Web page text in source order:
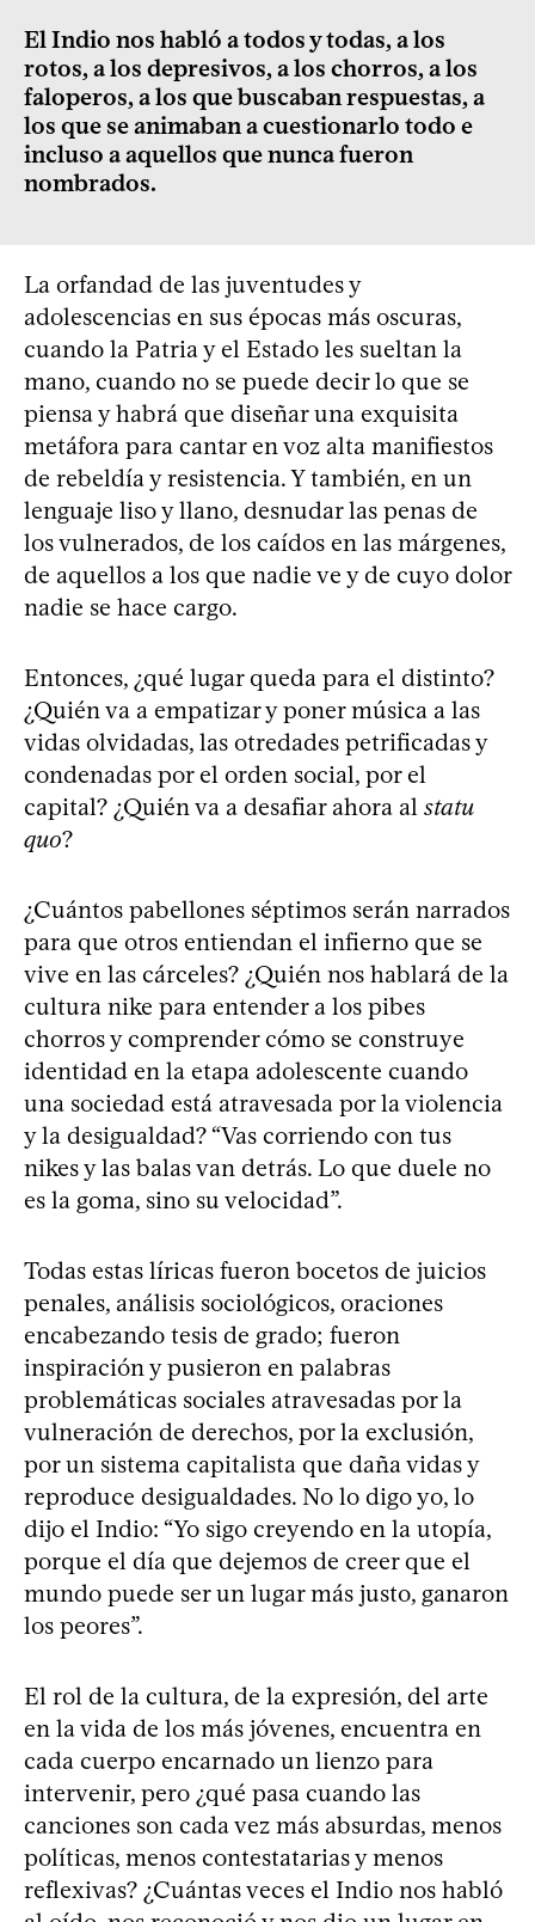
El Indio nos habló a todos y todas, a los
rotos, a los depresivos, a los chorros, a los
faloperos, a los que buscaban respuestas, a
los que se animaban a cuestionarlo todo e
incluso a aquellos que nunca fueron
nombrados.
La orfandad de las juventudes y
adolescencias en sus épocas más oscuras,
cuando la Patria y el Estado les sueltan la
mano, cuando no se puede decir lo que se
piensa y habrá que diseñar una exquisita
metáfora para cantar en voz alta manifiestos
de rebeldía y resistencia. Y también, en un
lenguaje liso y llano, desnudar las penas de
los vulnerados, de los caídos en las márgenes,
de aquellos a los que nadie ve y de cuyo dolor
nadie se hace cargo.
Entonces, ¿qué lugar queda para el distinto?
¿Quién va a empatizar y poner música a las
vidas olvidadas, las otredades petrificadas y
condenadas por el orden social, por el
capital? ¿Quién va a desafiar ahora al statu
quo?
¿Cuántos pabellones séptimos serán narrados
para que otros entiendan el infierno que se
vive en las cárceles? ¿Quién nos hablará de la
cultura nike para entender a los pibes
chorros y comprender cómo se construye
identidad en la etapa adolescente cuando
una sociedad está atravesada por la violencia
y la desigualdad? “Vas corriendo con tus
nikes y las balas van detrás. Lo que duele no
es la goma, sino su velocidad”.
Todas estas líricas fueron bocetos de juicios
penales, análisis sociológicos, oraciones
encabezando tesis de grado; fueron
inspiración y pusieron en palabras
problemáticas sociales atravesadas por la
vulneración de derechos, por la exclusión,
por un sistema capitalista que daña vidas y
reproduce desigualdades. No lo digo yo, lo
dijo el Indio: “Yo sigo creyendo en la utopía,
porque el día que dejemos de creer que el
mundo puede ser un lugar más justo, ganaron
los peores”.
El rol de la cultura, de la expresión, del arte
en la vida de los más jóvenes, encuentra en
cada cuerpo encarnado un lienzo para
intervenir, pero ¿qué pasa cuando las
canciones son cada vez más absurdas, menos
políticas, menos contestatarias y menos
reflexivas? ¿Cuántas veces el Indio nos habló